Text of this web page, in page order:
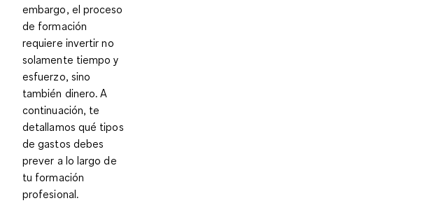
embargo, el proceso
de formación
requiere invertir no
solamente tiempo y
esfuerzo, sino
también dinero. A
continuación, te
detallamos qué tipos
de gastos debes
prever a lo largo de
tu formación
profesional.